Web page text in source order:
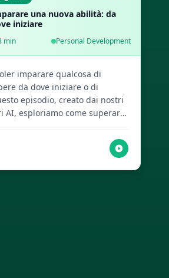
una nuova abilità: da
iniziare
min Personal Development
imparare qualcosa di
da dove iniziare o di
episodio, creato dai nostri
AI, esploriamo come superare
multimediali e accedere